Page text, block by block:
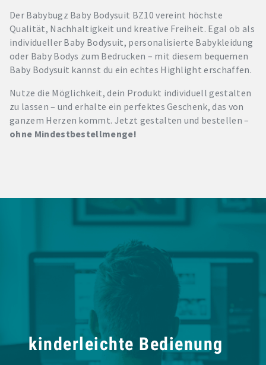
Der Babybugz Baby Bodysuit BZ10 vereint höchste
Qualität, Nachhaltigkeit und kreative Freiheit. Egal ob als
individueller Baby Bodysuit, personalisierte Babykleidung
oder Baby Bodys zum Bedrucken – mit diesem bequemen
Baby Bodysuit kannst du ein echtes Highlight erschaffen.
Nutze die Möglichkeit, dein Produkt individuell gestalten
zu lassen – und erhalte ein perfektes Geschenk, das von
ganzem Herzen kommt. Jetzt gestalten und bestellen –
ohne Mindestbestellmenge!
kinderleichte Bedienung